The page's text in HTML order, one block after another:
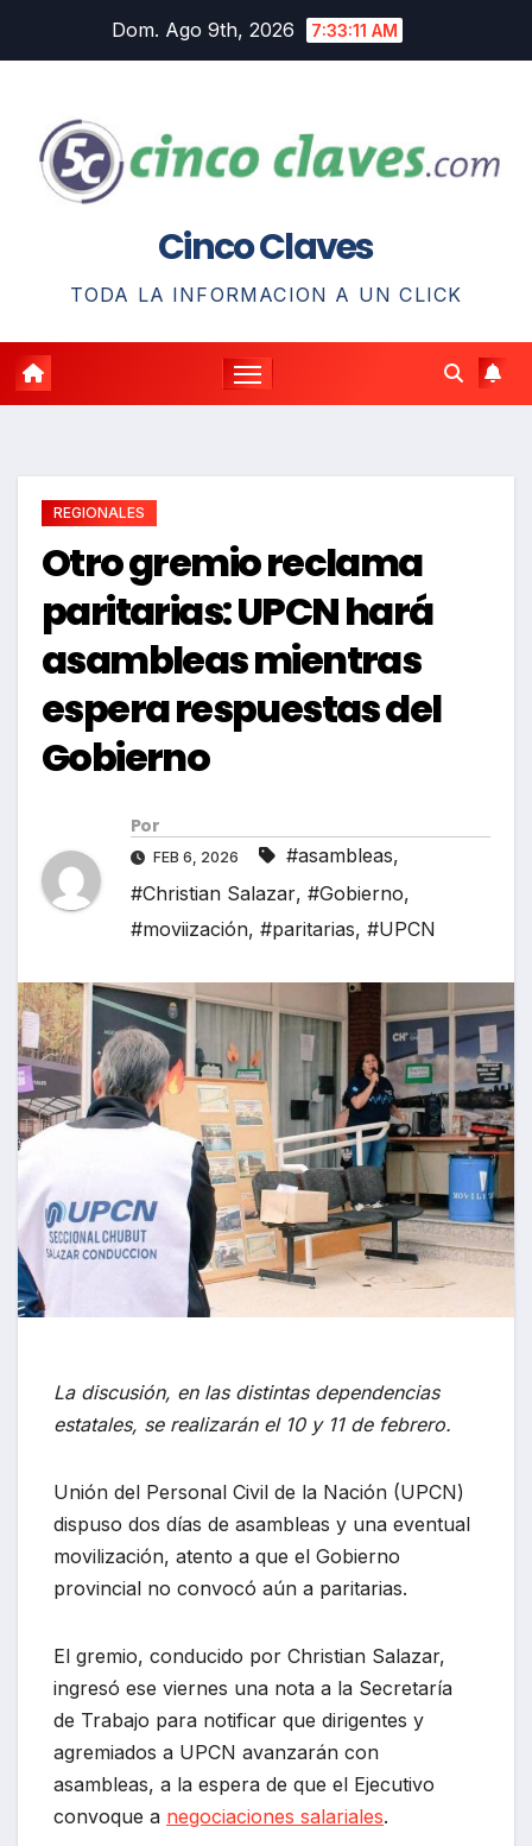
Dom. Ago 9th, 2026 7:33:12 AM
Cinco Claves
TODA LA INFORMACION A UN CLICK
REGIONALES
Otro gremio reclama
paritarias: UPCN hará
asambleas mientras
espera respuestas del
Gobierno
Por
FEB 6, 2026 #asambleas,
#Christian Salazar, #Gobierno,
#moviización, #paritarias, #UPCN
La discusión, en las distintas dependencias
estatales, se realizarán el 10 y 11 de febrero.
Unión del Personal Civil de la Nación (UPCN)
dispuso dos días de asambleas y una eventual
movilización, atento a que el Gobierno
provincial no convocó aún a paritarias.
El gremio, conducido por Christian Salazar,
ingresó ese viernes una nota a la Secretaría
de Trabajo para notificar que dirigentes y
agremiados a UPCN avanzarán con
asambleas, a la espera de que el Ejecutivo
convoque a negociaciones salariales.